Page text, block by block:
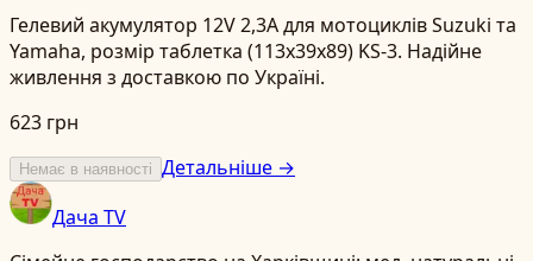
Гелевий акумулятор 12V 2,3А для мотоциклів Suzuki та
Yamaha, розмір таблетка (113x39x89) KS-3. Надійне
живлення з доставкою по Україні.
623 грн
Немає в наявності Детальніше →
Дача TV